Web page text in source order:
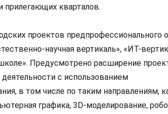
кварталов.
проектов предпрофессионального
научная вертикаль», «ИТ-
Предусмотрено расширение
с использованием
в том числе по таким направлениям,
графика, 3D-моделирование,